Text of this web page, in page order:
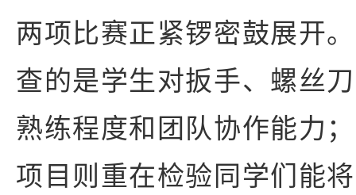
两项比赛正紧锣密鼓展开
查的是学生对扳手、螺丝
熟练程度和团队协作能力
项目则重在检验同学们能